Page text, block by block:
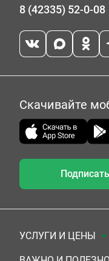
8 (42335) 52-0-08
Скачивайте
УСЛУГИ И ЦЕНЫ